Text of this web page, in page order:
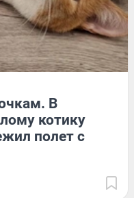
В
котику
полет с